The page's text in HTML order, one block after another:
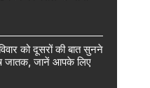
को दूसरों की बात सुनने
जातक, जानें आपके लिए